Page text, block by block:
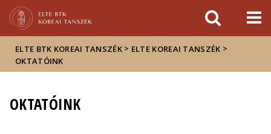
sajtóban
ELTE BTK KOREAI TANSZÉK > ELTE KOREAI TANSZÉK >
OKTATÓINK
OKTATÓINK